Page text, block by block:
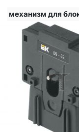
механизм для